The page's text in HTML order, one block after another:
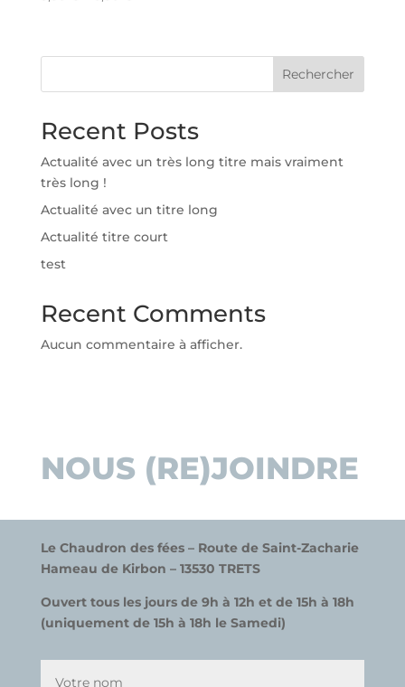
Rechercher
Recent Posts
Actualité avec un très long titre mais vraiment
très long !
Actualité avec un titre long
Actualité titre court
test
Recent Comments
Aucun commentaire à afficher.
NOUS (RE)JOINDRE
Le Chaudron des fées – Route de Saint-Zacharie
Hameau de Kirbon – 13530 TRETS
Ouvert tous les jours de 9h à 12h et de 15h à 18h
(uniquement de 15h à 18h le Samedi)